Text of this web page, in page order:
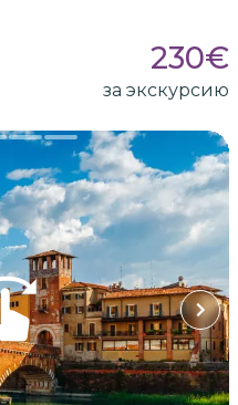
230€
за экскурсию